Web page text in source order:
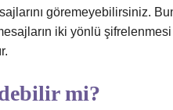
göremeyebilirsiniz.
iki yönlü
mi?